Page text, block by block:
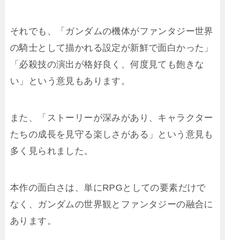
それでも、「ガンダムの機体がファンタジー世界
の騎士として描かれる設定が新鮮で面白かった」
「必殺技の演出が格好良く、何度見ても飽きな
い」という意見もあります。
また、「ストーリーが深みがあり、キャラクター
たちの成長を見守る楽しさがある」という意見も
多く見られました。
本作の面白さは、単にRPGとしての要素だけで
なく、ガンダムの世界観とファンタジーの融合に
あります。